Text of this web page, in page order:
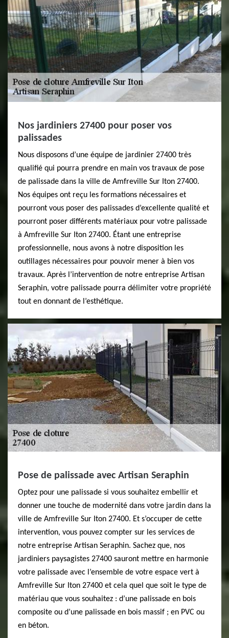
Nos jardiniers 27400 pour poser vos
palissades
Nous disposons d’une équipe de jardinier 27400 très
qualifié qui pourra prendre en main vos travaux de pose
de palissade dans la ville de Amfreville Sur Iton 27400.
Nos équipes ont reçu les formations nécessaires et
pourront vous poser des palissades d’excellente qualité et
pourront poser différents matériaux pour votre palissade
à Amfreville Sur Iton 27400. Étant une entreprise
professionnelle, nous avons à notre disposition les
outillages nécessaires pour pouvoir mener à bien vos
travaux. Après l’intervention de notre entreprise Artisan
Seraphin, votre palissade pourra délimiter votre propriété
tout en donnant de l’esthétique.
Pose de palissade avec Artisan Seraphin
Optez pour une palissade si vous souhaitez embellir et
donner une touche de modernité dans votre jardin dans la
ville de Amfreville Sur Iton 27400. Et s’occuper de cette
intervention, vous pouvez compter sur les services de
notre entreprise Artisan Seraphin. Sachez que, nos
jardiniers paysagistes 27400 sauront mettre en harmonie
votre palissade avec l’ensemble de votre espace vert à
Amfreville Sur Iton 27400 et cela quel que soit le type de
matériau que vous souhaitez : d’une palissade en bois
composite ou d’une palissade en bois massif ; en PVC ou
en béton.